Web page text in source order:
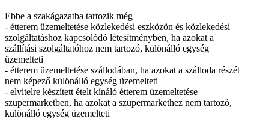
Ebbe a szakágazatba tartozik még
- étterem üzemeltetése közlekedési eszközön és közlekedési
szolgáltatáshoz kapcsolódó létesítményben, ha azokat a
szállítási szolgáltatóhoz nem tartozó, különálló egység
üzemelteti
- étterem üzemeltetése szállodában, ha azokat a szálloda részét
nem képező különálló egység üzemelteti
- elvitelre készített ételt kínáló étterem üzemeltetése
szupermarketben, ha azokat a szupermarkethez nem tartozó,
különálló egység üzemelteti